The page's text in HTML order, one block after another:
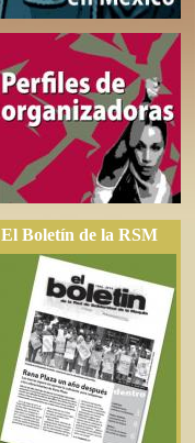
El Boletín de la RSM